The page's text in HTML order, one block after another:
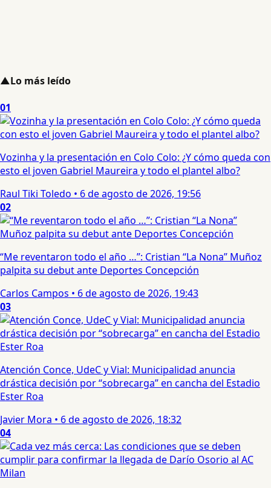
▲Lo más leído
01
Vozinha y la presentación en Colo Colo: ¿Y cómo queda con
esto el joven Gabriel Maureira y todo el plantel albo?
Raul Tiki Toledo • 6 de agosto de 2026, 19:56
02
“Me reventaron todo el año …”: Cristian “La Nona” Muñoz
palpita su debut ante Deportes Concepción
Carlos Campos • 6 de agosto de 2026, 19:43
03
Atención Conce, UdeC y Vial: Municipalidad anuncia
drástica decisión por “sobrecarga” en cancha del Estadio
Ester Roa
Javier Mora • 6 de agosto de 2026, 18:32
04